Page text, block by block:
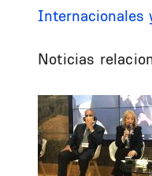
Internacionales
Noticias